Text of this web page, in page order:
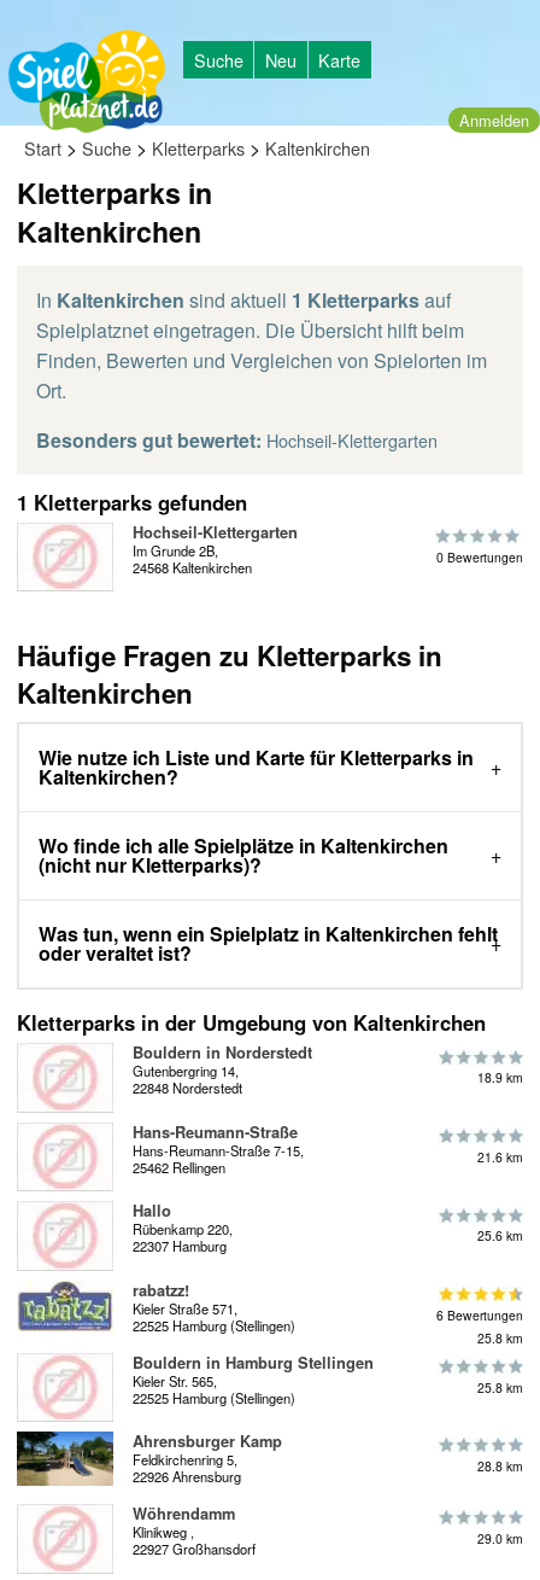
Suche Neu Karte
Anmelden
Start > Suche > Kletterparks > Kaltenkirchen
Kletterparks in
Kaltenkirchen
In Kaltenkirchen sind aktuell 1 Kletterparksauf
Spielplatznet eingetragen. Die Übersicht hilft beim
Finden, Bewerten und Vergleichen von Spielorten im
Ort.
Besonders gut bewertet: Hochseil-Klettergarten
1 Kletterparks gefunden
Hochseil-Klettergarten
Im Grunde 2B,
24568 Kaltenkirchen
0 Bewertungen
Häufige Fragen zu Kletterparks in
Kaltenkirchen
Wie nutze ich Liste und Karte für Kletterparks in
Kaltenkirchen?
Wo finde ich alle Spielplätze in Kaltenkirchen
(nicht nur Kletterparks)?
Was tun, wenn ein Spielplatz in Kaltenkirchen fehlt
oder veraltet ist?
Kletterparks in der Umgebung von Kaltenkirchen
Bouldern in Norderstedt
Gutenbergring 14,
22848 Norderstedt
18.9 km
Hans-Reumann-Straße
Hans-Reumann-Straße 7-15,
25462 Rellingen
21.6 km
Hallo
Rübenkamp 220,
22307 Hamburg
25.6 km
rabatzz!
Kieler Straße 571,
22525 Hamburg (Stellingen)
6 Bewertungen
25.8 km
Bouldern in Hamburg Stellingen
Kieler Str. 565,
22525 Hamburg (Stellingen)
25.8 km
Ahrensburger Kamp
Feldkirchenring 5,
22926 Ahrensburg
28.8 km
Wöhrendamm
Klinikweg ,
22927 Großhansdorf
29.0 km